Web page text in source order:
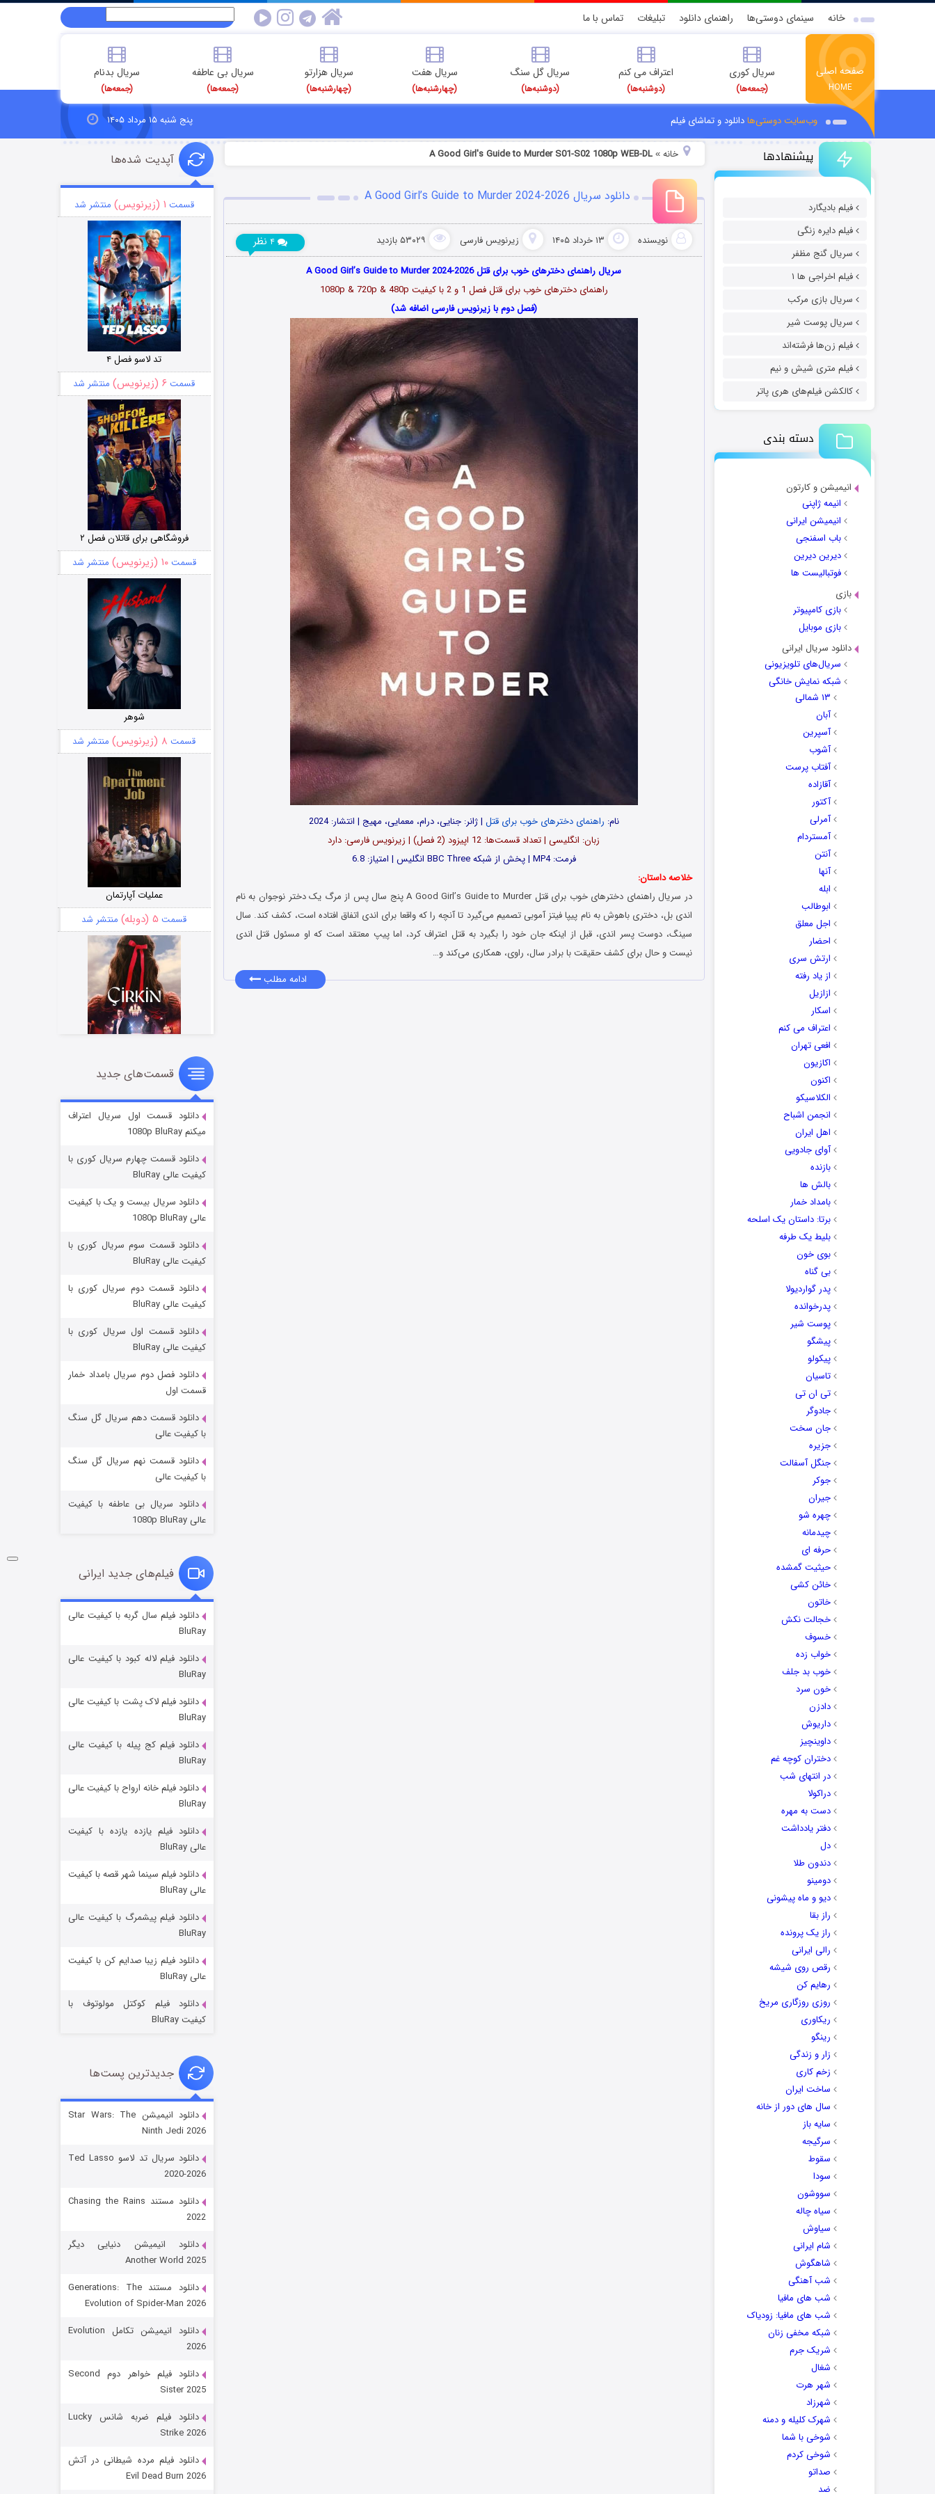
خانه سینمای دوستی‌ها راهنمای دانلود تبلیغات تماس با ما
صفحه اصلی
HOME
سریال کوری
(جمعه‌ها)
اعتراف می کنم
(دوشنبه‌ها)
سریال گل سنگ
(دوشنبه‌ها)
سریال هفت
(چهارشنبه‌ها)
سریال هزارتو
(چهارشنبه‌ها)
سریال بی عاطفه
(جمعه‌ها)
سریال بدنام
(جمعه‌ها)
وب‌سایت دوستی‌هادانلود و تماشای فیلم پنج شنبه ۱۵ مرداد ۱۴۰۵
پیشنهادها
فیلم بادیگارد
فیلم دایره زنگی
سریال گنج مظفر
فیلم اخراجی ها ۱
سریال بازی مرکب
سریال پوست شیر
فیلم زن‌ها فرشته‌اند
فیلم متری شیش و نیم
کالکشن فیلم‌های هری پاتر
دسته بندی
انیمیشن و کارتون
انیمه ژاپنی
انیمیشن ایرانی
باب اسفنجی
دیرین دیرین
فوتبالیست ها
بازی
بازی کامپیوتر
بازی موبایل
دانلود سریال ایرانی
سریال‌های تلویزیونی
شبکه نمایش خانگی
۱۳ شمالی
آبان
آسپرین
آشوب
آفتاب پرست
آقازاده
آکتور
آمرلی
آمستردام
آنتن
آنها
ابله
ابوطالب
اجل معلق
احضار
ارتش سری
از یاد رفته
ازازیل
اسکار
اعتراف می کنم
افعی تهران
اکازیون
اکنون
الکلاسیکو
انجمن اشباح
اهل ایران
آوای جادویی
بازنده
بالش ها
بامداد خمار
برتا: داستان یک اسلحه
بلیط یک‌‌ طرفه
بوی خون
بی گناه
پدر گواردیولا
پدرخوانده
پوست شیر
پیشگو
پیکولو
تاسیان
تی ان تی
جادوگر
جان سخت
جزیره
جنگل آسفالت
جوکر
جیران
چهره شو
چیدمانه
حرفه ای
حیثیت گمشده
خائن کشی
خاتون
خجالت نکش
خسوف
خواب زده
خوب بد جلف
خون سرد
دادزن
داریوش
داوینچیز
دختران کوچه غم
در انتهای شب
دراکولا
دست به مهره
دفتر یادداشت
دل
دندون طلا
دومینو
دیو و ماه پیشونی
راز بقا
راز یک پرونده
رالی ایرانی
رقص روی شیشه
رهایم کن
روزی روزگاری مریخ
ریکاوری
رینگو
زار و زندگی
زخم کاری
ساخت ایران
سال های دور از خانه
سایه باز
سرگیجه
سقوط
سودا
سووشون
سیاه چاله
سیاوش
شام ایرانی
شاهگوش
شب آهنگی
شب های مافیا
شب های مافیا: زودیاک
شبکه مخفی زنان
شریک جرم
شغال
شهر هرت
شهرزاد
شهرک کلیله و دمنه
شوخی با شما
شوخی کردم
صداتو
ضد
خانه»
A Good Girl's Guide to Murder S01-S02 1080p WEB-DL
دانلود سریال A Good Girl’s Guide to Murder 2024-2026
نویسنده ۱۳ خرداد ۱۴۰۵ زیرنویس فارسی ۵۳۰۲۹ بازدید ۴ نظر
سریال راهنمای دخترهای خوب برای قتل A Good Girl’s Guide to Murder 2024-2026
راهنمای دخترهای خوب برای قتل فصل 1 و 2 با کیفیت 1080p & 720p & 480p
(فصل دوم با زیرنویس فارسی اضافه شد)
نام: راهنمای دخترهای خوب برای قتل | ژانر: جنایی، درام، معمایی، مهیج | انتشار: 2024
زبان: انگلیسی | تعداد قسمت‌‌‌‌ها: 12 اپیزود (2 فصل) | زیرنویس فارسی: دارد
فرمت: MP4 | پخش از شبکه BBC Three انگلیس | امتیاز: 6.8
خلاصه داستان:
در سریال راهنمای دخترهای خوب برای قتل A Good Girl’s Guide to Murder پنج سال پس از مرگ یک دختر نوجوان به نام
اندی بل، دختری باهوش به نام پیپا فیتز آموبی تصمیم می‌گیرد تا آنچه را که واقعا برای اندی اتفاق افتاده است، کشف کند. سال
سینگ، دوست پسر اندی، قبل از اینکه جان خود را بگیرد به قتل اعتراف کرد، اما پیپ معتقد است که او مسئول قتل اندی
نیست و حال برای کشف حقیقت با برادر سال، راوی، همکاری می‌کند و…
ادامه مطلب
آپدیت شده‌ها
قسمت ۱ (زیرنویس) منتشر شد
تد لاسو فصل ۴
قسمت ۶ (زیرنویس) منتشر شد
فروشگاهی برای قاتلان فصل ۲
قسمت۱۰ (زیرنویس) منتشر شد
شوهر
قسمت ۸ (زیرنویس) منتشر شد
عملیات آپارتمان
قسمت ۵ (دوبله) منتشر شد
سریال زشت
قسمت۲ (زیرنویس) منتشر شد
مردگان متحرک: شهر مرده ۳
شکست استوارت در نجات جهان
قسمت ۷ (زیرنویس) منتشر شد
شوگر فصل ۲
قسمت
خاندان اژدها فصل ۳
جادوگری در مغولستان
قسمت۶ (زیرنویس)
رویایی برای تو
قسمت
قسمت‌های جدید
دانلود قسمت اول سریال اعتراف
میکنم 1080p BluRay
دانلود قسمت چهارم سریال کوری با
کیفیت عالی BluRay
دانلود سریال بیست و یک با کیفیت
عالی 1080p BluRay
دانلود قسمت سوم سریال کوری با
کیفیت عالی BluRay
دانلود قسمت دوم سریال کوری با
کیفیت عالی BluRay
دانلود قسمت اول سریال کوری با
کیفیت عالی BluRay
دانلود فصل دوم سریال بامداد خمار
قسمت اول
دانلود قسمت دهم سریال گل سنگ
با کیفیت عالی
دانلود قسمت نهم سریال گل سنگ
با کیفیت عالی
دانلود سریال بی عاطفه با کیفیت
عالی 1080p BluRay
فیلم‌های جدید ایرانی
دانلود فیلم سال گربه با کیفیت عالی
BluRay
دانلود فیلم لاله کبود با کیفیت عالی
BluRay
دانلود فیلم لاک پشت با کیفیت عالی
BluRay
دانلود فیلم کج‌ پیله با کیفیت عالی
BluRay
دانلود فیلم خانه ارواح با کیفیت عالی
BluRay
دانلود فیلم یازده یازده با کیفیت
عالی BluRay
دانلود فیلم سینما شهر قصه با کیفیت
عالی BluRay
دانلود فیلم پیشمرگ با کیفیت عالی
BluRay
دانلود فیلم زیبا صدایم کن با کیفیت
عالی BluRay
دانلود فیلم کوکتل مولوتوف با
کیفیت BluRay
جدیدترین پست‌ها
دانلود انیمیشن Star Wars: The
Ninth Jedi 2026
دانلود سریال تد لاسو Ted Lasso
2020-2026
دانلود مستند Chasing the Rains
2022
دانلود انیمیشن دنیایی دیگر
Another World 2025
دانلود مستند Generations: The
Evolution of Spider-Man 2026
دانلود انیمیشن تکامل Evolution
2026
دانلود فیلم خواهر دوم Second
Sister 2025
دانلود فیلم ضربه شانس Lucky
Strike 2026
دانلود فیلم مرده شیطانی در آتش
Evil Dead Burn 2026